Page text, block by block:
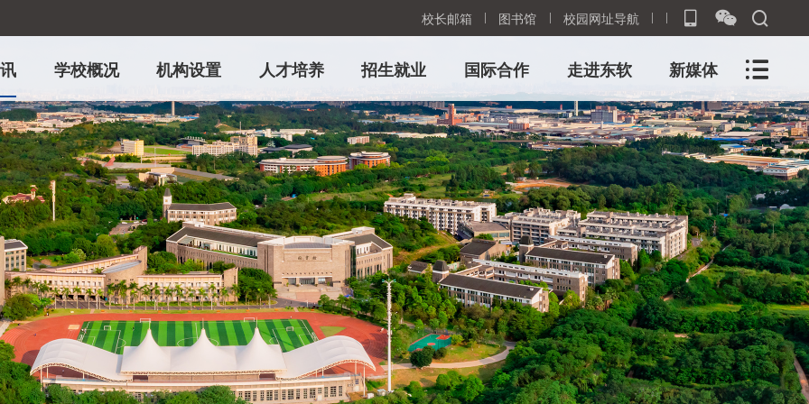
校长邮箱 图书馆 校园网址导航
学校概况 机构设置 人才培养 招生就业 国际合作 走进东软 新媒体